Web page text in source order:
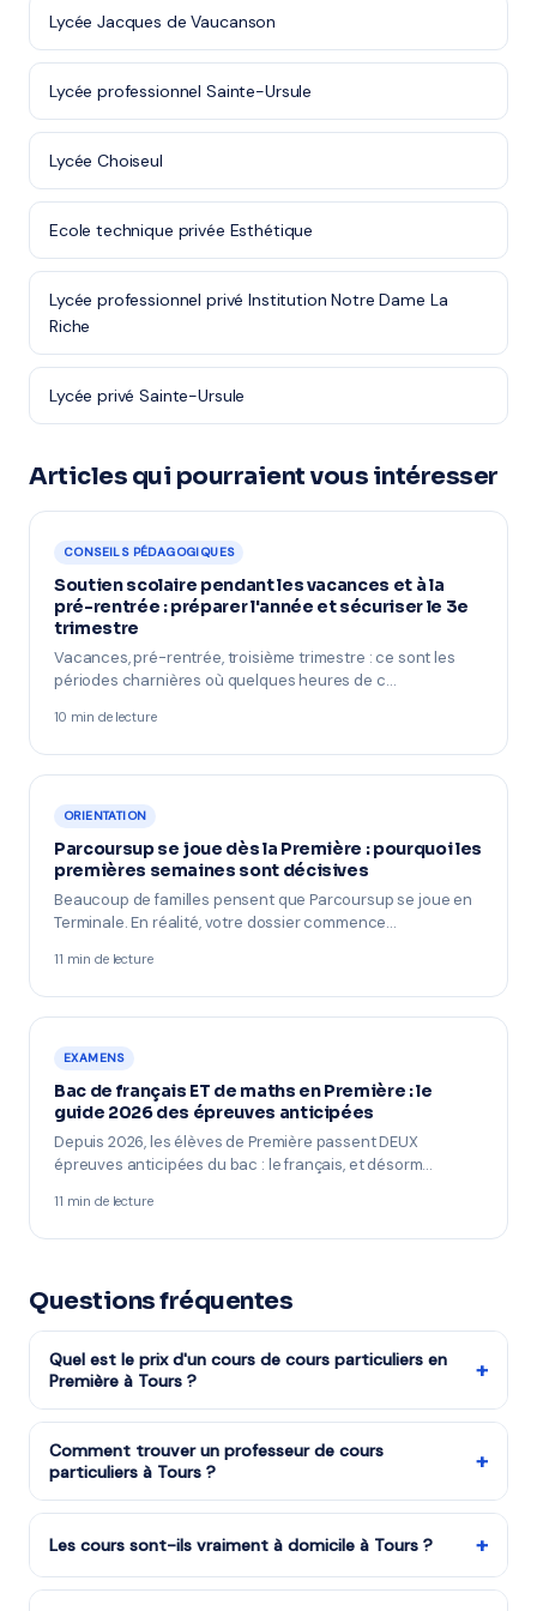
Lycée Jacques de Vaucanson
Lycée professionnel Sainte-Ursule
Lycée Choiseul
Ecole technique privée Esthétique
Lycée professionnel privé Institution Notre Dame La
Riche
Lycée privé Sainte-Ursule
Articles qui pourraient vous intéresser
CONSEILS PÉDAGOGIQUES
Soutien scolaire pendant les vacances et à la
pré-rentrée : préparer l'année et sécuriser le 3e
trimestre
Vacances, pré-rentrée, troisième trimestre : ce sont les
périodes charnières où quelques heures de c…
10 min de lecture
ORIENTATION
Parcoursup se joue dès la Première : pourquoi les
premières semaines sont décisives
Beaucoup de familles pensent que Parcoursup se joue en
Terminale. En réalité, votre dossier commence…
11 min de lecture
EXAMENS
Bac de français ET de maths en Première : le
guide 2026 des épreuves anticipées
Depuis 2026, les élèves de Première passent DEUX
épreuves anticipées du bac : le français, et désorm…
11 min de lecture
Questions fréquentes
Quel est le prix d'un cours de cours particuliers en
Première à Tours ?
+
Les cours de cours particuliers niveau Première
reviennent à partir de 17,50€/h après réduction
d'impôts (soit 35€/h avant déduction). La mise en
relation via mon-prof.fr est gratuite.
Comment trouver un professeur de cours
particuliers à Tours ?
+
Remplissez notre formulaire en 2 minutes. Notre équipe
vous met en relation avec notre organisme partenaire
d'une heure. Service gratuit et sans engagement.
Les cours sont-ils vraiment à domicile à Tours ? +
Oui, tous les cours sont dispensés à votre domicile à